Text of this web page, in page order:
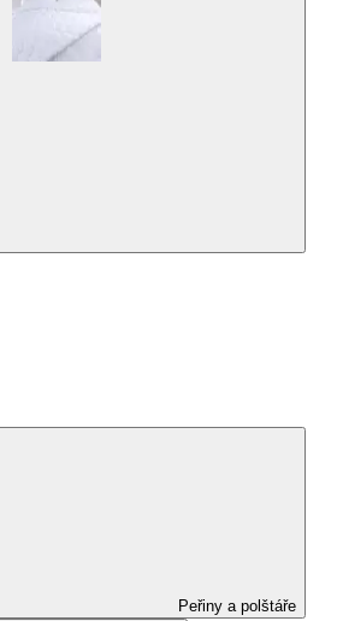
Peřiny a polštáře